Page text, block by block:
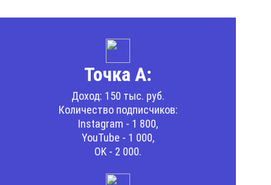
Точка А:
Доход: 150 тыс. руб.
Количество подписчиков:
Instagram - 1 800,
YouTube - 1 000,
OK - 2 000.